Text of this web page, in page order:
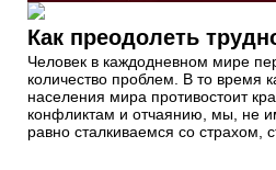
Как преодолеть
Человек в каждодневном мире
количество проблем. В то время
населения мира противостоит
конфликтам и отчаянию, мы, не
равно сталкиваемся со страхом,